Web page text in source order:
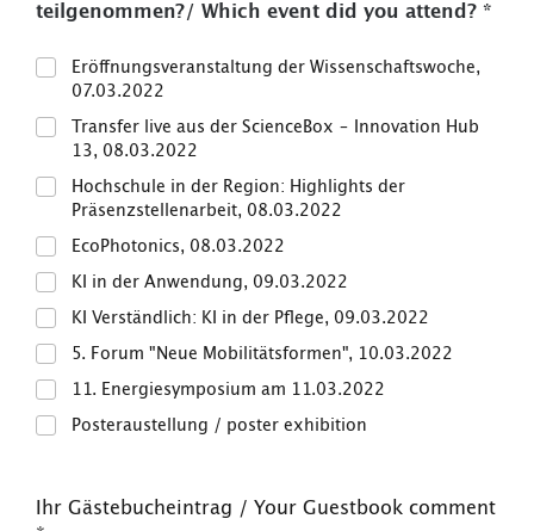
teilgenommen?/ Which event did you attend? *
Eröffnungsveranstaltung der Wissenschaftswoche,
07.03.2022
Transfer live aus der ScienceBox – Innovation Hub
13, 08.03.2022
Hochschule in der Region: Highlights der
Präsenzstellenarbeit, 08.03.2022
EcoPhotonics, 08.03.2022
KI in der Anwendung, 09.03.2022
KI Verständlich: KI in der Pflege, 09.03.2022
5. Forum "Neue Mobilitätsformen", 10.03.2022
11. Energiesymposium am 11.03.2022
Posteraustellung / poster exhibition
Ihr Gästebucheintrag / Your Guestbook comment